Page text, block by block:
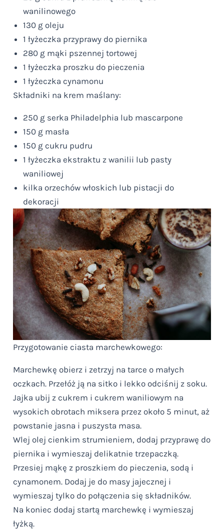
wanilinowego
130 g oleju
1 łyżeczka przyprawy do piernika
280 g mąki pszennej tortowej
1 łyżeczka proszku do pieczenia
1 łyżeczka cynamonu
Składniki na krem maślany:
250 g serka Philadelphia lub mascarpone
150 g masła
150 g cukru pudru
1 łyżeczka ekstraktu z wanilii lub pasty
waniliowej
kilka orzechów włoskich lub pistacji do
dekoracji
Przygotowanie ciasta marchewkowego:
Marchewkę obierz i zetrzyj na tarce o małych
oczkach. Przełóż ją na sitko i lekko odciśnij z soku.
Jajka ubij z cukrem i cukrem waniliowym na
wysokich obrotach miksera przez około 5 minut, aż
powstanie jasna i puszysta masa.
Wlej olej cienkim strumieniem, dodaj przyprawę do
piernika i wymieszaj delikatnie trzepaczką.
Przesiej mąkę z proszkiem do pieczenia, sodą i
cynamonem. Dodaj je do masy jajecznej i
wymieszaj tylko do połączenia się składników.
Na koniec dodaj startą marchewkę i wymieszaj
łyżką.